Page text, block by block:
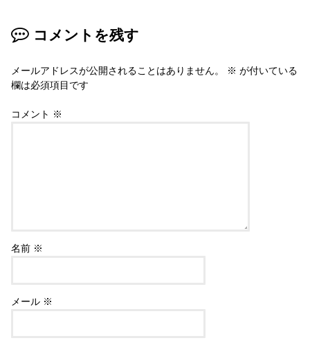
コメントを残す
メールアドレスが公開されることはありません。 ※ が付いている
欄は必須項目です
コメント ※
名前 ※
メール ※